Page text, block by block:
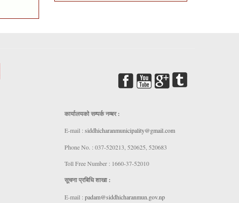
कार्यालयकाे सम्पर्क नम्बर :
E-mail : siddhicharanmunicipality@gmail.com
Phone No. : 037-520213, 520625, 520683
Toll Free Number : 1660-37-52010
सूचना प्रबिधि शाखा :
E-mail : padam@siddhicharanmun.gov.np